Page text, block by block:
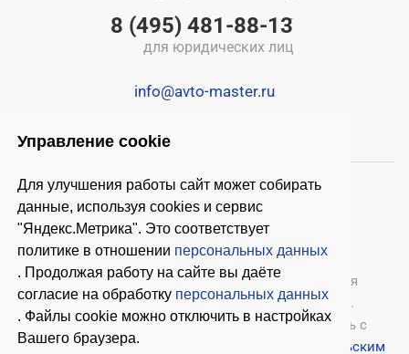
Управление cookie
Для улучшения работы сайт может собирать
данные, используя cookies и сервис
"Яндекс.Метрика". Это соответствует
политике в отношении персональных данных
. Продолжая работу на сайте вы даёте
согласие на обработку персональных данных
. Файлы cookie можно отключить в настройках
Вашего браузера.
8 (495) 481-88-13
для юридических лиц
info@avto-master.ru
© 2026 ООО «Автомастер» — оборудование для
автосервиса, шиномонтажное оборудование.
Оставляя заявки на нашем сайте, ознакомьтесь с
Политикой конфиденциальности
Пользовательским